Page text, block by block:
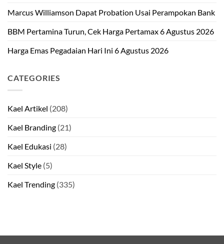
Marcus Williamson Dapat Probation Usai Perampokan Bank
BBM Pertamina Turun, Cek Harga Pertamax 6 Agustus 2026
Harga Emas Pegadaian Hari Ini 6 Agustus 2026
CATEGORIES
Kael Artikel (208)
Kael Branding (21)
Kael Edukasi (28)
Kael Style (5)
Kael Trending (335)